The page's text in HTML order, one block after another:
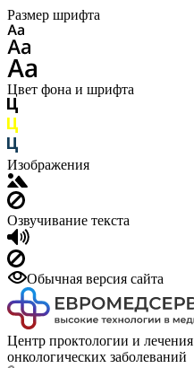
Размер шрифта
Цвет фона и шрифта
Изображения
Озвучивание текста
Обычная версия сайта
Центр проктологии и лечения
онкологических заболеваний